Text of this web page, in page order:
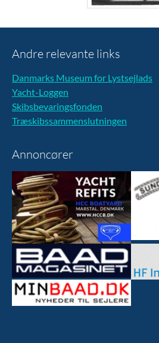
Andre relevante links
Danmarks Museum for Lystsejlads
Yacht-Loggen
Skibsbevaringsfonden
Træskibssammenslutningen
Annoncører